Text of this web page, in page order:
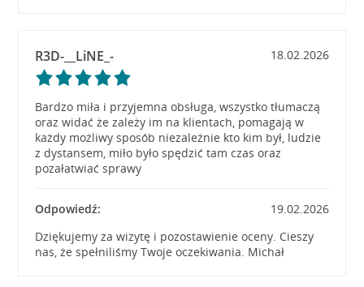
R3D-__LiNE_- 18.02.2026
Bardzo miła i przyjemna obsługa, wszystko tłumaczą
oraz widać że zależy im na klientach, pomagają w
każdy możliwy sposób niezależnie kto kim był, ludzie
z dystansem, miło było spędzić tam czas oraz
pozałatwiać sprawy
Odpowiedź:
19.02.2026
Dziękujemy za wizytę i pozostawienie oceny. Cieszy
nas, że spełniliśmy Twoje oczekiwania. Michał